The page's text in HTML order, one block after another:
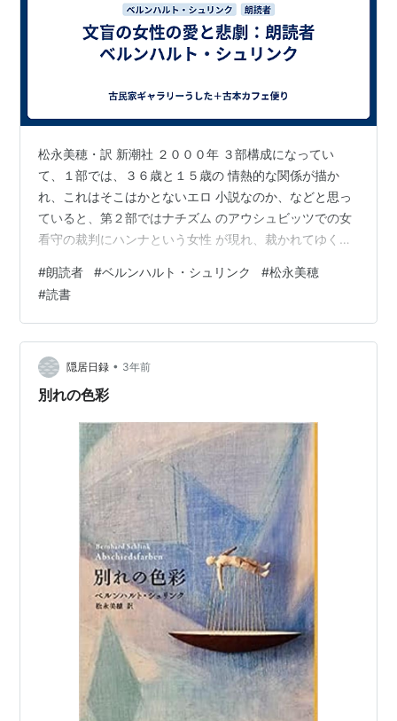
松永美穂・訳 新潮社 ２０００年 ３部構成になってい
て、１部では、３６歳と１５歳の 情熱的な関係が描か
れ、これはそこはかとないエロ 小説なのか、などと思っ
ていると、第２部ではナチズム のアウシュビッツでの女
看守の裁判にハンナという女性 が現れ、裁かれてゆく。
朗読がこの本の大きな鍵となっていくのだが、ハンナ と
いう女性は分盲なのだ。文盲であるが故に裁判では、 不
利な状況に陥り、終身刑を言い渡されてしまう。 肉体関
係、それも１５歳ともっていた女性が戦争犯罪人 だった
ことで、罪の意識に苛まれつつ、朗読した テープを少年
だった男が１８年送り続ける。…
#朗読者 #ベルンハルト・シュリンク #松永美穂
#読書
隠居日録 • 3年前
別れの色彩